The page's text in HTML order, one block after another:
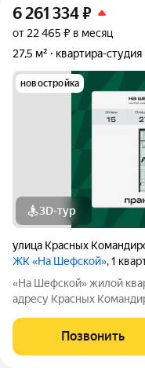
6 261 334₽
от 22 465 ₽ в месяц
27,5 м²
квартира-студия
новостройка
3D-тур
улица Красных
ЖК «На Шефской», 1
«На Шефской» жилой квартал от Практики на Эльмаше, по
адресу Красных
логистики: рядом
центры дополнительного
Позвонить